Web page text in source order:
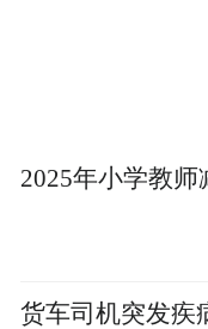
2025年小学教师
货车司机突发疾